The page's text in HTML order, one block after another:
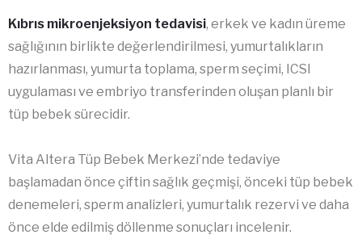
Kıbrıs mikroenjeksiyon tedavisi, erkek ve kadın üreme
sağlığının birlikte değerlendirilmesi, yumurtalıkların
hazırlanması, yumurta toplama, sperm seçimi, ICSI
uygulaması ve embriyo transferinden oluşan planlı bir
tüp bebek sürecidir.
Vita Altera Tüp Bebek Merkezi’nde tedaviye
başlamadan önce çiftin sağlık geçmişi, önceki tüp bebek
denemeleri, sperm analizleri, yumurtalık rezervi ve daha
önce elde edilmiş döllenme sonuçları incelenir.